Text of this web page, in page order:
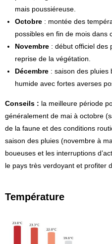
mais poussiéreuse.
Octobre : montée des
possibles en fin de mois dans
Novembre : début officiel des
reprise de la végétation.
Décembre : saison des pluies
humide avec fortes averses
Conseils : la meilleure période
généralement de mai à octobre
de la faune et des conditions
saison des pluies (novembre à
boueuses et les interruptions
le pays très verdoyant et profiter
Température